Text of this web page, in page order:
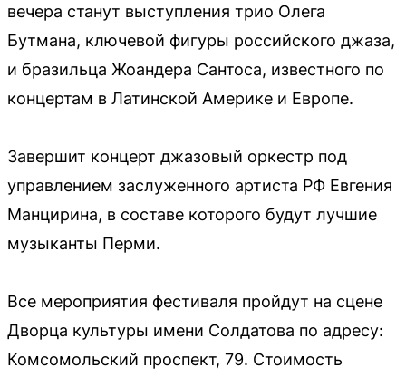
вечера станут выступления трио Олега
Бутмана, ключевой фигуры российского джаза,
и бразильца Жоандера Сантоса, известного по
концертам в Латинской Америке и Европе.
Завершит концерт джазовый оркестр под
управлением заслуженного артиста РФ Евгения
Манцирина, в составе которого будут лучшие
музыканты Перми.
Все мероприятия фестиваля пройдут на сцене
Дворца культуры имени Солдатова по адресу:
Комсомольский проспект, 79. Стоимость